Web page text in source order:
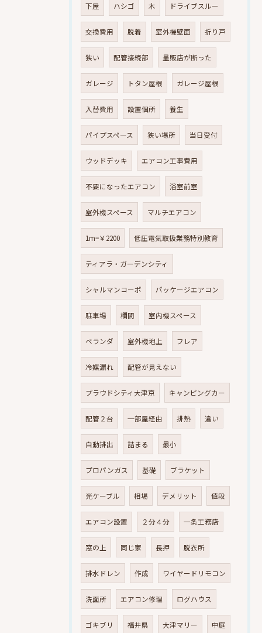
下屋 ハシゴ 木 ドライブスルー
交換費用 脱着 室外機壁面 折り戸
狭い 配管接続部 量販店が断った
ガレージ トタン屋根 ガレージ屋根
入替費用 設置個所 養生
パイプスペース 狭い場所 当日受付
ウッドデッキ エアコン工事費用
不要になったエアコン 浴室前室
室外機スペース マルチエアコン
1m=￥2200 低圧電気取扱業務特別教育
ティアラ・ガーデンシティ
シャルマンコーポ パッケージエアコン
駐車場 欄間 室内機スペース
ベランダ 室外機地上 フレア
冷媒漏れ 配管が見えない
プラウドシティ大津京 キャンピングカー
配管２台 一部屋経由 排熱 違い
自動排出 詰まる 最小
プロパンガス 基礎 ブラケット
光ケーブル 相場 デメリット 値段
エアコン設置 ２分４分 一条工務店
窓の上 同じ家 長押 脱衣所
排水ドレン 作成 ワイヤードリモコン
洗面所 エアコン修理 ログハウス
ゴキブリ 福井県 大津マリー 中庭